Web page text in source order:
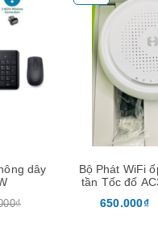
Xem
Phát WiFi ốp trần 3 băng
tần Tốc đố AC3000 chịu tải
650.000₫ 995.000₫